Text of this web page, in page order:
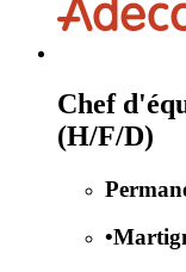
Chef
(H/F/D)
•